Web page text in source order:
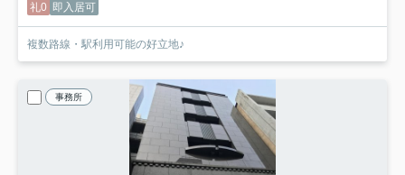
礼0 即入居可
複数路線・駅利用可能の好立地♪
事務所